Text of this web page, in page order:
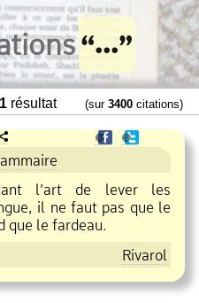
1 résultat (sur 3400 citations)
❶ ❶
l’art de lever les
il ne faut pas que le
que le fardeau.
Rivarol